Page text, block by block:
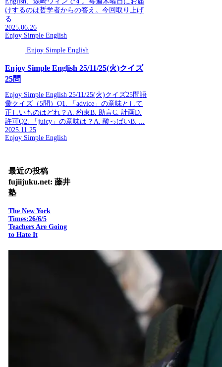
けするのは哲学者からの答え。今回取り上げ
る...
2025.06.26
Enjoy Simple English
Enjoy Simple English
Enjoy Simple English 25/11/25(火)クイズ
25問
Enjoy Simple English 25/11/25(火)クイズ25問語
彙クイズ（5問）Q1. 「advice」の意味として
正しいものはどれ？A. 約束B. 助言C. 計画D.
許可Q2. 「juicy」の意味は？A. 酸っぱいB. ...
2025.11.25
Enjoy Simple English
最近の投稿
fujiijuku.net: 藤井
塾
The New York
Times:26/6/5
Teachers Are Going
to Hate It